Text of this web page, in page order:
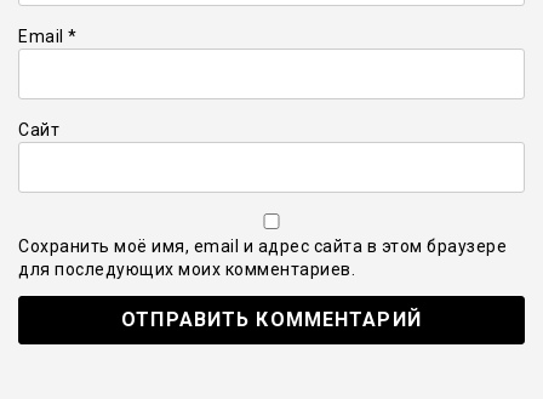
Email *
Сайт
Сохранить моё имя, email и адрес сайта в этом браузере
для последующих моих комментариев.